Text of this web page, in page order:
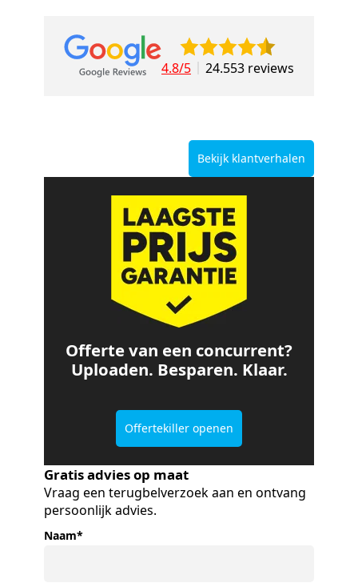
4.8/5 24.553 reviews
Bekijk klantverhalen
Offerte van een concurrent?
Uploaden. Besparen. Klaar.
Offertekiller openen
Gratis advies op maat
Vraag een terugbelverzoek aan en ontvang
persoonlijk advies.
Naam*